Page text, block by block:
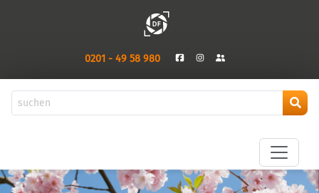
0201 - 49 58 980